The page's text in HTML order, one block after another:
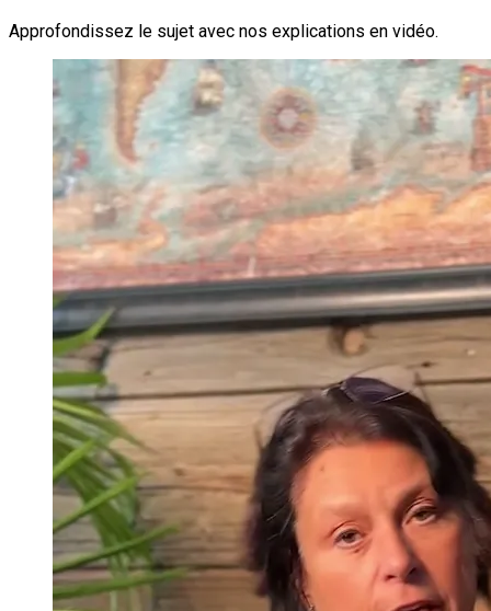
Approfondissez le sujet avec nos explications en vidéo.